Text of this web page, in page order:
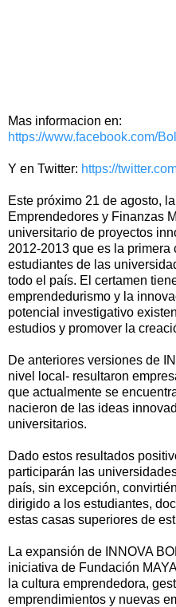
Mas informacion en:
https://www.facebook.com/
Y en Twitter: https://
Este próximo 21 de agosto,
Emprendedores y Finanzas
universitario de proyectos
2012-2013 que es la
estudiantes de las
todo el país. El certamen
emprendedurismo y la
potencial investigativo
estudios y promover la
De anteriores versiones de
nivel local- resultaron
que actualmente se
nacieron de las ideas
universitarios.
Dado estos resultados
participarán las
país, sin excepción,
dirigido a los estudiantes,
estas casas superiores de
La expansión de INNOVA
iniciativa de Fundación
la cultura emprendedora,
emprendimientos y nuevas